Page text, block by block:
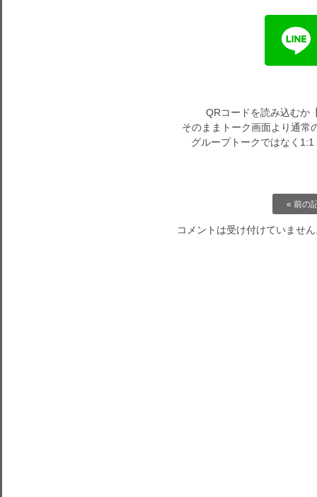
QRコードを読み込むか
そのままトーク画面より通常
グループトークではなく
« 前の
コメントは受け付けていませ